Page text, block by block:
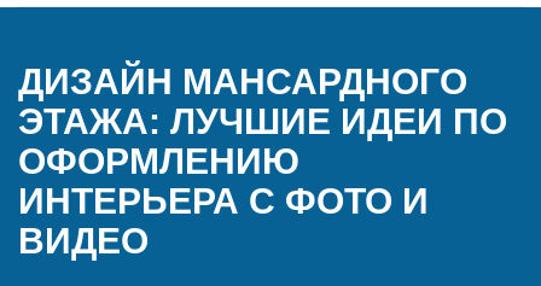
ДИЗАЙН МАНСАРДНОГО
ЭТАЖА: ЛУЧШИЕ ИДЕИ ПО
ОФОРМЛЕНИЮ
ИНТЕРЬЕРА С ФОТО И
ВИДЕО